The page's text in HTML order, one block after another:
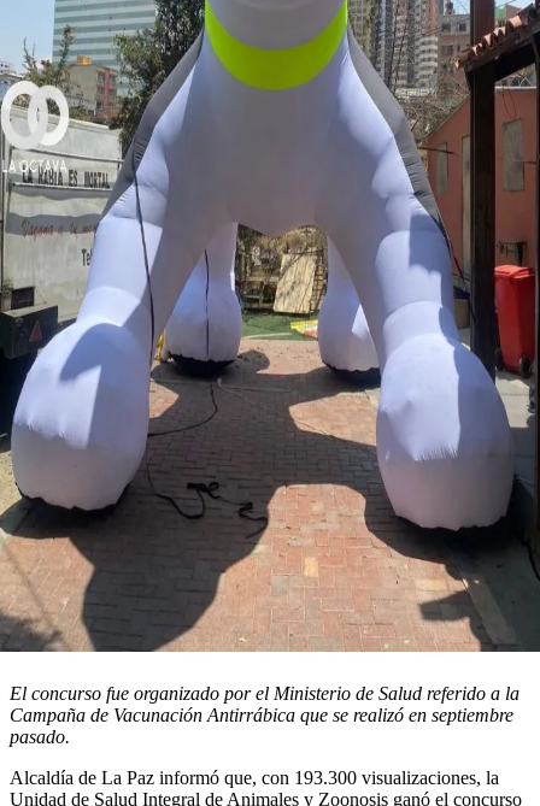
El concurso fue organizado por el Ministerio de Salud referido a la
Campaña de Vacunación Antirrábica que se realizó en septiembre
pasado.
Alcaldía de La Paz informó que, con 193.300 visualizaciones, la
Unidad de Salud Integral de Animales y Zoonosis ganó el concurso